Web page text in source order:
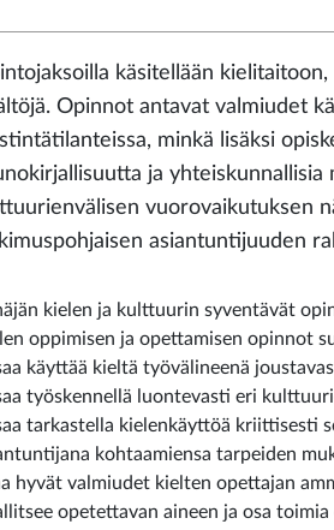
käsitellään
Opinnot antavat valmiudet
minkä lisäksi
ja
vuorovaikutuksen
asiantuntijuuden
kielen ja kulttuurin syventävät
oppimisen ja opettamisen opinnot
käyttää kieltä työvälineenä
työskennellä luontevasti eri
tarkastella kielenkäyttöä kriittisesti
kohtaamiensa tarpeiden
hyvät valmiudet kielten opettajan
opetettavan aineen ja osa